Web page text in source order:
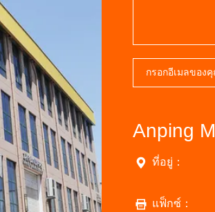
ที่อยู่：
แฟ็กซ์：